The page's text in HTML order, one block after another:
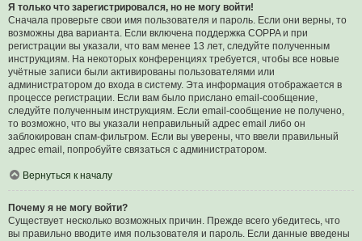
Я только что зарегистрировался, но не могу войти!
Сначала проверьте свои имя пользователя и пароль. Если они верны, то
возможны два варианта. Если включена поддержка COPPA и при
регистрации вы указали, что вам менее 13 лет, следуйте полученным
инструкциям. На некоторых конференциях требуется, чтобы все новые
учётные записи были активированы пользователями или
администратором до входа в систему. Эта информация отображается в
процессе регистрации. Если вам было прислано email-сообщение,
следуйте полученным инструкциям. Если email-сообщение не получено,
то возможно, что вы указали неправильный адрес email либо он
заблокирован спам-фильтром. Если вы уверены, что ввели правильный
адрес email, попробуйте связаться с администратором.
Вернуться к началу
Почему я не могу войти?
Существует несколько возможных причин. Прежде всего убедитесь, что
вы правильно вводите имя пользователя и пароль. Если данные введены